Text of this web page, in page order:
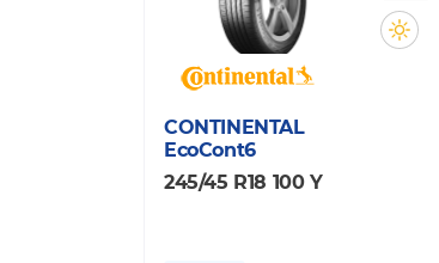
CONTINENTAL
EcoCont6
245/45 R18 100 Y